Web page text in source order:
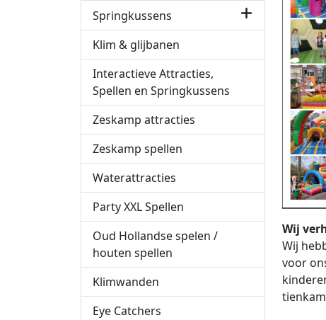
Springkussens
Klim & glijbanen
Interactieve Attracties,
Spellen en Springkussens
Zeskamp attracties
Zeskamp spellen
Waterattracties
Party XXL Spellen
Oud Hollandse spelen /
houten spellen
Klimwanden
Eye Catchers
Wij
Wij
voor